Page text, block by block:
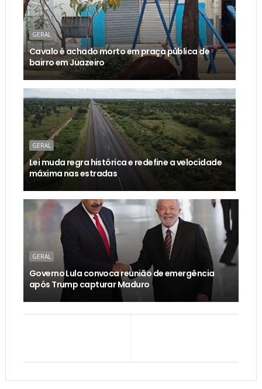
GERAL
Cavalo é achado morto em praça pública de
bairro em Juazeiro
GERAL
Lei muda regra histórica e redefine a velocidade
máxima nas estradas
GERAL
Governo Lula convoca reunião de emergência
após Trump capturar Maduro